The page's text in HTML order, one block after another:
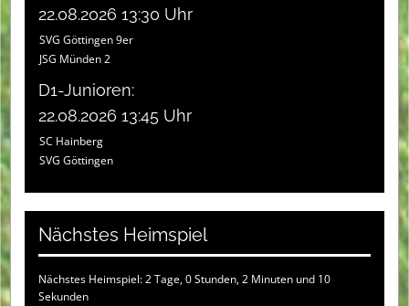
22.08.2026 13:30 Uhr
SVG Göttingen 9er
JSG Münden 2
D1-Junioren:
22.08.2026 13:45 Uhr
SC Hainberg
SVG Göttingen
Nächstes Heimspiel
Nächstes Heimspiel: 2 Tage, 0 Stunden, 2 Minuten und 10
Sekunden